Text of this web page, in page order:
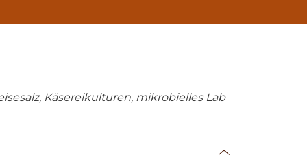
Käsereikulturen, mikrobielles Lab